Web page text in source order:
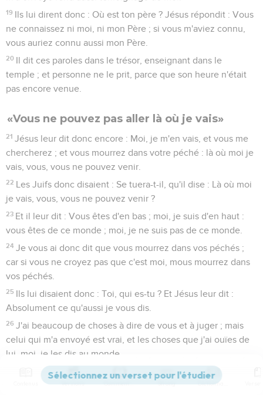
19 Ils lui dirent donc : Où est ton père ? Jésus répondit : Vous
ne connaissez ni moi, ni mon Père ; si vous m'aviez connu,
vous auriez connu aussi mon Père.
20 Il dit ces paroles dans le trésor, enseignant dans le
temple ; et personne ne le prit, parce que son heure n'était
pas encore venue.
«Vous ne pouvez pas aller là où je vais»
21 Jésus leur dit donc encore : Moi, je m'en vais, et vous me
chercherez ; et vous mourrez dans votre péché : là où moi je
vais, vous, vous ne pouvez venir.
22 Les Juifs donc disaient : Se tuera-t-il, qu'il dise : Là où moi
je vais, vous, vous ne pouvez venir ?
23 Et il leur dit : Vous êtes d'en bas ; moi, je suis d'en haut :
vous êtes de ce monde ; moi, je ne suis pas de ce monde.
24 Je vous ai donc dit que vous mourrez dans vos péchés ;
car si vous ne croyez pas que c'est moi, mous mourrez dans
vos péchés.
25 Ils lui disaient donc : Toi, qui es-tu ? Et Jésus leur dit :
Absolument ce qu'aussi je vous dis.
26 J'ai beaucoup de choses à dire de vous et à juger ; mais
celui qui m'a envoyé est vrai, et les choses que j'ai ouïes de
lui, moi, je les dis au monde.
Ils ne connurent pas qu'il leur parlait du Père.
Versions Commentaires Strong